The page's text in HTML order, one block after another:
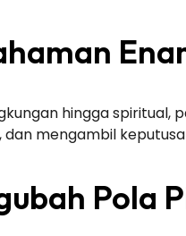
hingga
dan mengambil
Pola